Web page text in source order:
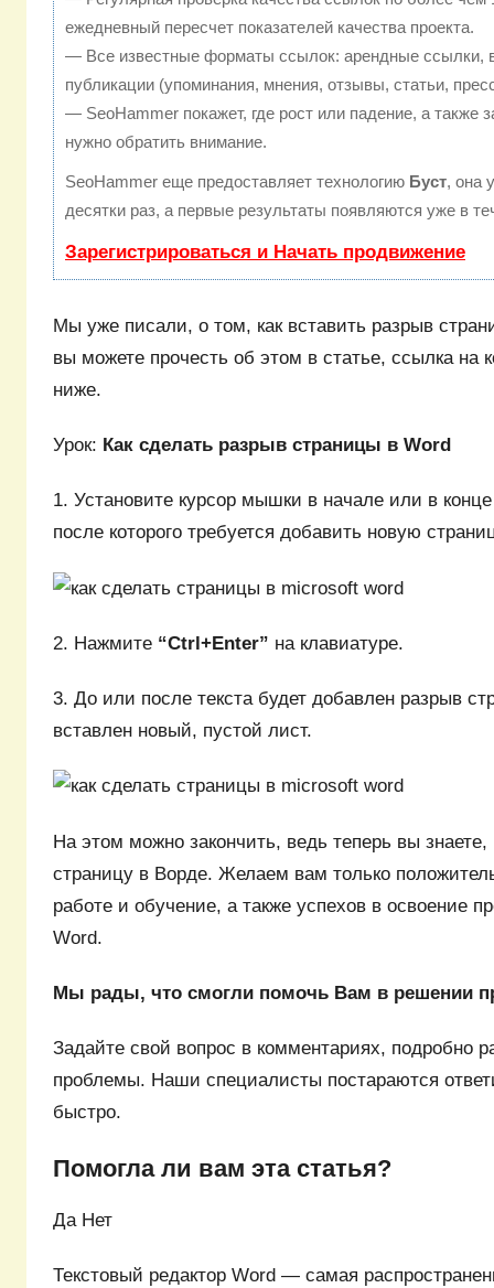
ежедневный пересчет показателей качества проекта.
— Все известные форматы ссылок: арендные ссылки,
публикации (упоминания, мнения, отзывы, статьи,
— SeoHammer покажет, где рост или падение, а также
нужно обратить внимание.
SeoHammer еще предоставляет технологию Буст, она
десятки раз, а первые результаты появляются уже в
Зарегистрироваться и Начать продвижение
Мы уже писали, о том, как вставить разрыв
вы можете прочесть об этом в статье, ссылка на
ниже.
Урок: Как сделать разрыв страницы в Word
1. Установите курсор мышки в начале или в
после которого требуется добавить новую
2. Нажмите “Ctrl+Enter” на клавиатуре.
3. До или после текста будет добавлен разрыв
вставлен новый, пустой лист.
На этом можно закончить, ведь теперь вы
страницу в Ворде. Желаем вам только
работе и обучение, а также успехов в освоение
Word.
Мы рады, что смогли помочь Вам в решении
Задайте свой вопрос в комментариях, подробно
проблемы. Наши специалисты постараются
быстро.
Помогла ли вам эта статья?
Да Нет
Текстовый редактор Word — самая